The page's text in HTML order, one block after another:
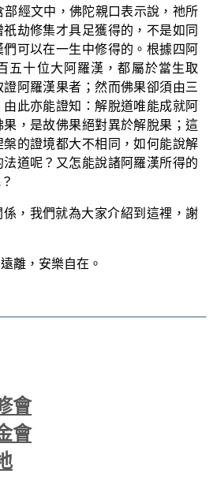
部經文中，佛陀親口表示說，祂所
劫修集才具足獲得的，不是如同
可以在一生中修得的。根據四阿
五十位大阿羅漢，都屬於當生取
阿羅漢果者；然而佛果卻須由三
此亦能證知：解脫道唯能成就阿
，是故佛果絕對異於解脫果；這
的證境都大不相同，如何能說解
道呢？又怎能說諸阿羅漢所得的
，我們就為大家介紹到這裡，謝
離，安樂自在。
會
會